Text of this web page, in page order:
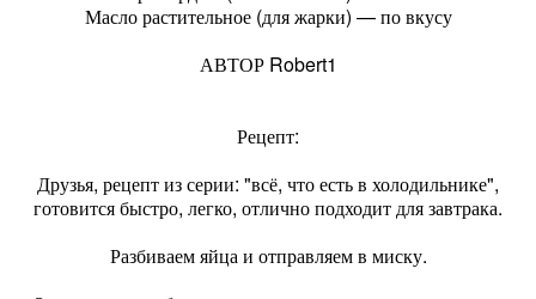
Масло растительное (для жарки) — по вкусу
АВТОР Robert1
Рецепт:
Друзья, рецепт из серии: "всё, что есть в холодильнике",
готовится быстро, легко, отлично подходит для завтрака.
Разбиваем яйца и отправляем в миску.